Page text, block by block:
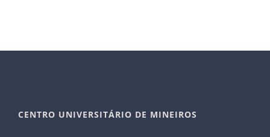
CENTRO UNIVERSITÁRIO DE MINEIROS